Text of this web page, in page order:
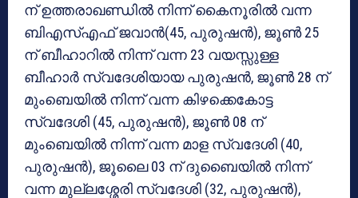
ന് ഉത്തരാഖണ്ഡില്‍ നിന്ന് കൈനൂരില്‍ വന്ന
ബിഎസ്എഫ് ജവാന്‍(45, പുരുഷന്‍), ജൂണ്‍ 25
ന് ബീഹാറില്‍ നിന്ന് വന്ന 23 വയസ്സുള്ള
ബീഹാര്‍ സ്വദേശിയായ പുരുഷന്‍, ജൂണ്‍ 28 ന്
മുംബെയില്‍ നിന്ന് വന്ന കിഴക്കെകോട്ട
സ്വദേശി (45, പുരുഷന്‍), ജൂണ്‍ 08 ന്
മുംബെയില്‍ നിന്ന് വന്ന മാള സ്വദേശി (40,
പുരുഷന്‍), ജൂലൈ 03 ന് ദുബൈയില്‍ നിന്ന്
വന്ന മുല്ലശ്ശേരി സ്വദേശി (32, പുരുഷന്‍),